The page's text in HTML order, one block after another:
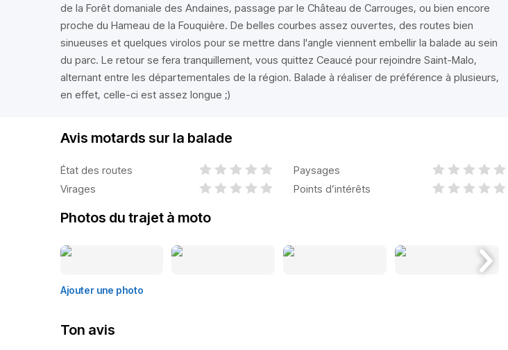
de la Forêt domaniale des Andaines, passage par le Château de Carrouges, ou bien encore
proche du Hameau de la Fouquière. De belles courbes assez ouvertes, des routes bien
sinueuses et quelques virolos pour se mettre dans l'angle viennent embellir la balade au sein
du parc. Le retour se fera tranquillement, vous quittez Ceaucé pour rejoindre Saint-Malo,
alternant entre les départementales de la région. Balade à réaliser de préférence à plusieurs,
en effet, celle-ci est assez longue ;)
Avis motards sur la balade
État des routes
Paysages
Virages
Points d’intérêts
Photos du trajet à moto
Ajouter une photo
Ton avis